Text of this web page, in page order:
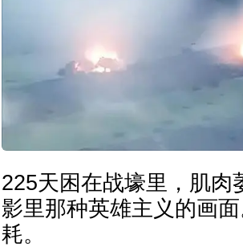
225天困在战壕里，肌肉
影里那种英雄主义的画
耗。